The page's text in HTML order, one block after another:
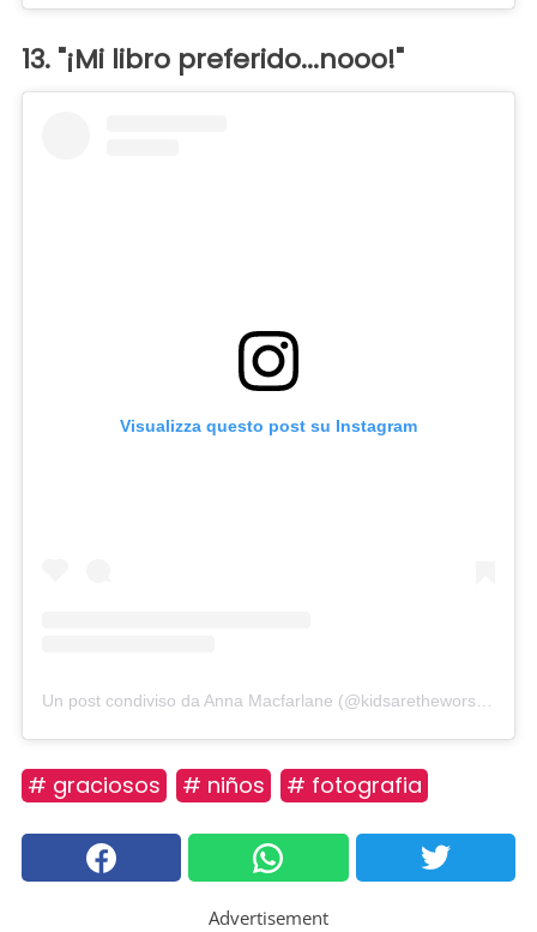
13. "¡Mi libro preferido...nooo!"
Visualizza questo post su Instagram
Un post condiviso da Anna Macfarlane (@kidsaretheworst)in
# graciosos # niños # fotografia
Advertisement